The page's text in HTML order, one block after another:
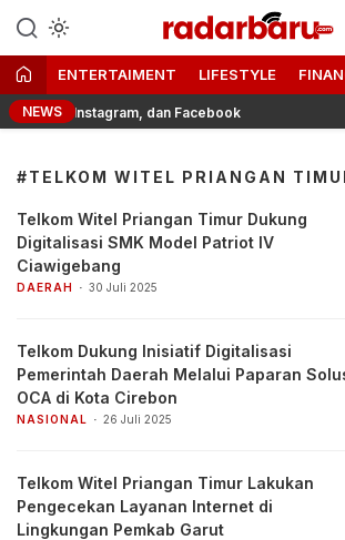
radarbaru.com
Informasi Berita Terbaru dan
Terkini Hari Ini
ENTERTAIMENT LIFESTYLE
NEWS
Instagram, dan Facebook
#TELKOM WITEL PRIANGAN
Telkom Witel Priangan Timur Dukung
Digitalisasi SMK Model Patriot IV
Ciawigebang
DAERAH 30 Juli 2025
Telkom Dukung Inisiatif Digitalisasi
Pemerintah Daerah Melalui Paparan
OCA di Kota Cirebon
NASIONAL 26 Juli 2025
Telkom Witel Priangan Timur Lakukan
Pengecekan Layanan Internet di
Lingkungan Pemkab Garut